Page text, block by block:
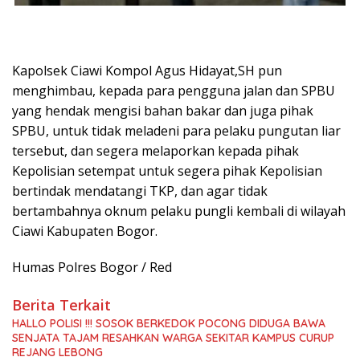
Kapolsek Ciawi Kompol Agus Hidayat,SH pun
menghimbau, kepada para pengguna jalan dan SPBU
yang hendak mengisi bahan bakar dan juga pihak
SPBU, untuk tidak meladeni para pelaku pungutan liar
tersebut, dan segera melaporkan kepada pihak
Kepolisian setempat untuk segera pihak Kepolisian
bertindak mendatangi TKP, dan agar tidak
bertambahnya oknum pelaku pungli kembali di wilayah
Ciawi Kabupaten Bogor.
Humas Polres Bogor / Red
Berita Terkait
HALLO POLISI !!! SOSOK BERKEDOK POCONG DIDUGA BAWA
SENJATA TAJAM RESAHKAN WARGA SEKITAR KAMPUS CURUP
REJANG LEBONG